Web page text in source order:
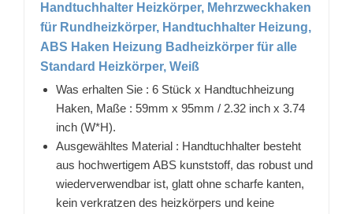
Handtuchhalter Heizkörper, Mehrzweckhaken
für Rundheizkörper, Handtuchhalter Heizung,
ABS Haken Heizung Badheizkörper für alle
Standard Heizkörper, Weiß
Was erhalten Sie : 6 Stück x Handtuchheizung
Haken, Maße : 59mm x 95mm / 2.32 inch x 3.74
inch (W*H).
Ausgewähltes Material : Handtuchhalter besteht
aus hochwertigem ABS kunststoff, das robust und
wiederverwendbar ist, glatt ohne scharfe kanten,
kein verkratzen des heizkörpers und keine